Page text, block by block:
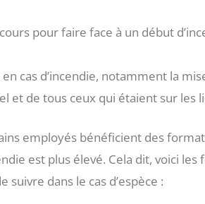
pour faire face à un début
cas d’incendie, notamment la
et de tous ceux qui étaient sur les
employés bénéficient des
est plus élevé. Cela dit, voici
dans le cas d’espèce :